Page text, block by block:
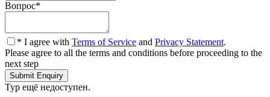
Вопрос*
* I agree with Terms of Service and Privacy Statement.
Please agree to all the terms and conditions before proceeding to the
next step
Тур ещё недоступен.